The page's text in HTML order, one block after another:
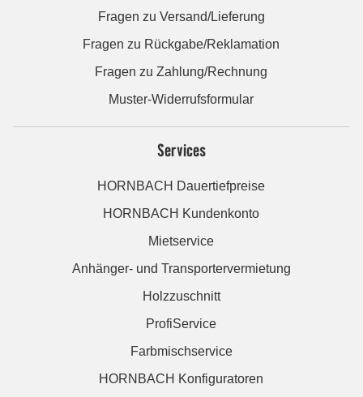
Fragen zu Versand/Lieferung
Fragen zu Rückgabe/Reklamation
Fragen zu Zahlung/Rechnung
Muster-Widerrufsformular
Services
HORNBACH Dauertiefpreise
HORNBACH Kundenkonto
Mietservice
Anhänger- und Transportervermietung
Holzzuschnitt
ProfiService
Farbmischservice
HORNBACH Konfiguratoren